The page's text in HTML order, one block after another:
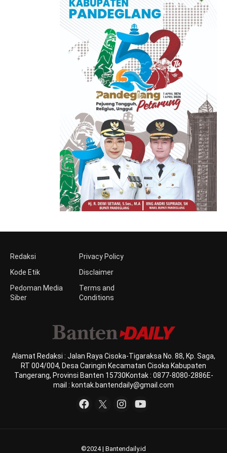
Redaksi
Kode Etik
Pedoman Media
Siber
Privacy Policy
Disclaimer
Terms and
Conditions
Alamat Redaksi : Jalan Raya Cisoka-Tigaraksa No. 88, Kp. Saga,
RT 004/004, Desa Caringin Kecamatan Cisoka Kabupaten
Tangerang, Provinsi Banten 15730Kontak : 0877-8080-2886E-
mail : kontak.bantendaily@gmail.com
©2024 | Bantendaily.id